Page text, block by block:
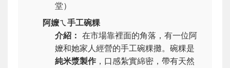
堂）
阿嬤ㄟ手工碗粿
介紹： 在市場靠裡面的角落，有一位阿
嬤和她家人經營的手工碗粿攤。碗粿是
純米漿製作 ，口感紮實綿密，帶有天然